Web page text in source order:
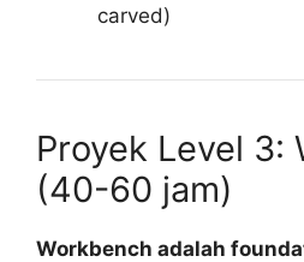
carved)
Proyek Level 3:
(40-60 jam)
Workbench adalah